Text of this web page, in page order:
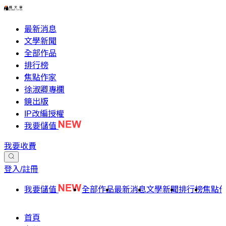
最新消息
文學新聞
全部作品
排行榜
焦點作家
徐淑卿專欄
鏡出版
IP改編授權
我要儲值
我要收費
登入/註冊
我要儲值 全部作品最新消息文學新聞排行榜焦點
首頁